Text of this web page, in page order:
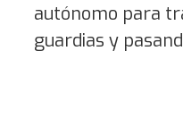
autónomo para
guardias y